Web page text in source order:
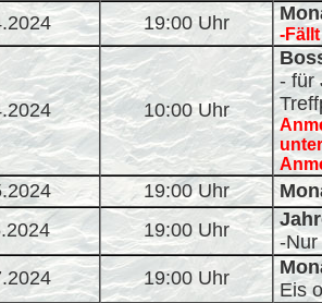
19:00 Uhr
-
10:00 Uhr
- für
19:00 Uhr
19:00 Uhr
-Nur
19:00 Uhr
Eis